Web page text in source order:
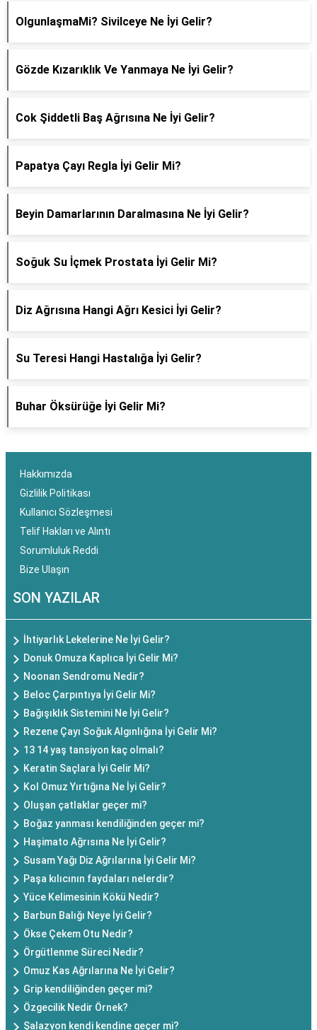
OlgunlaşmaMi? Sivilceye Ne İyi Gelir?
Gözde Kızarıklık Ve Yanmaya Ne İyi Gelir?
Cok Şiddetli Baş Ağrısına Ne İyi Gelir?
Papatya Çayı Regla İyi Gelir Mi?
Beyin Damarlarının Daralmasına Ne İyi Gelir?
Soğuk Su İçmek Prostata İyi Gelir Mi?
Diz Ağrısına Hangi Ağrı Kesici İyi Gelir?
Su Teresi Hangi Hastalığa İyi Gelir?
Buhar Öksürüğe İyi Gelir Mi?
Hakkımızda
Gizlilik Politikası
Kullanıcı Sözleşmesi
Telif Hakları ve Alıntı
Sorumluluk Reddi
Bize Ulaşın
SON YAZILAR
İhtiyarlık Lekelerine Ne İyi Gelir?
Donuk Omuza Kaplıca İyi Gelir Mi?
Noonan Sendromu Nedir?
Beloc Çarpıntıya İyi Gelir Mi?
Bağışıklık Sistemini Ne İyi Gelir?
Rezene Çayı Soğuk Algınlığına İyi Gelir Mi?
13 14 yaş tansiyon kaç olmalı?
Keratin Saçlara İyi Gelir Mi?
Kol Omuz Yırtığına Ne İyi Gelir?
Oluşan çatlaklar geçer mi?
Boğaz yanması kendiliğinden geçer mi?
Haşimato Ağrısına Ne İyi Gelir?
Susam Yağı Diz Ağrılarına İyi Gelir Mi?
Paşa kılıcının faydaları nelerdir?
Yüce Kelimesinin Kökü Nedir?
Barbun Balığı Neye İyi Gelir?
Ökse Çekem Otu Nedir?
Örgütlenme Süreci Nedir?
Omuz Kas Ağrılarına Ne İyi Gelir?
Grip kendiliğinden geçer mi?
Özgecilik Nedir Örnek?
Şalazyon kendi kendine geçer mi?